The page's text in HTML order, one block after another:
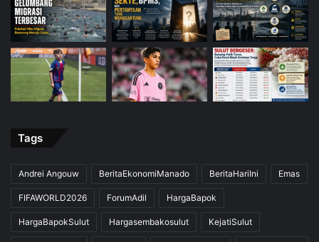
Tags
Andrei Angouw BeritaEkonomiManado BeritaHariIni Emas
FIFAWORLD2026 ForumAdil HargaBapok
HargaBapokSulut Hargasembakosulut KejatiSulut